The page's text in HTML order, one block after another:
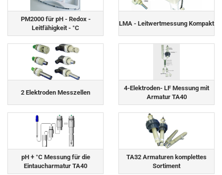
PM2000 für pH - Redox -
Leitfähigkeit - °C
LMA - Leitwertmessung Kompakt
2 Elektroden Messzellen
4-Elektroden- LF Messung mit
Armatur TA40
pH + °C Messung für die
Eintaucharmatur TA40
TA32 Armaturen komplettes
Sortiment